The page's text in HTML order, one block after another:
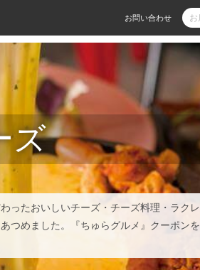
お問い合わせ
ズ
ったおいしいチーズ・チーズ料理・ラクレ
つめました。『ちゅらグルメ』クーポンを